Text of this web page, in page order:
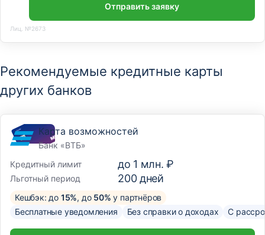
Отправить заявку
Лиц. №2673
Рекомендуемые кредитные карты
других банков
Карта возможностей
Банк «ВТБ»
Кредитный лимит
до 1 млн. ₽
Льготный период 200дней
Кешбэк: до 15%, до 50% у партнёров
Бесплатные уведомления
Без справки о доходах С